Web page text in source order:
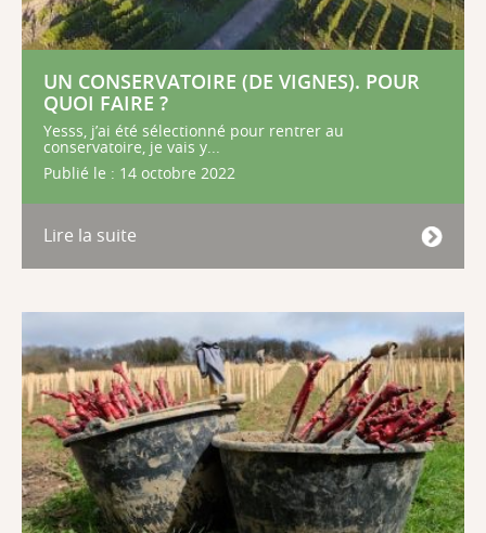
UN CONSERVATOIRE (DE VIGNES). POUR
QUOI FAIRE ?
Yesss, j’ai été sélectionné pour rentrer au
conservatoire, je vais y...
Publié le : 14 octobre 2022
Lire la suite